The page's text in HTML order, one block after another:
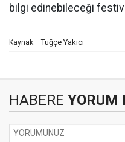
bilgi edinebileceği
Kaynak: Tuğçe Yakıcı
HABERE YORUM